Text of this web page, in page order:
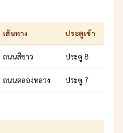
เส้นทาง ประตูเข้า
ถนนสีขาว ประตู 8
ถนนคลองหลวง ประตู 7